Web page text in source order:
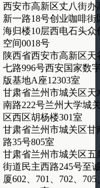
西安市高新区丈八街办
新一路18号创业咖啡街
海归楼10层西电石头众
空间0018号
陕西省西安市高新区天
七路996号西安国家数
版基地A座12303室
甘肃省兰州市城关区天
南路222号兰州大学城
区西区胡杨楼301室
甘肃省兰州市城关区甘
路35号805室
甘肃省兰州市城关区五
街道民主西路245号至
厦602、701、702、705